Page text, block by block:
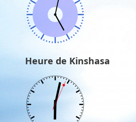
Heure de Kinshasa